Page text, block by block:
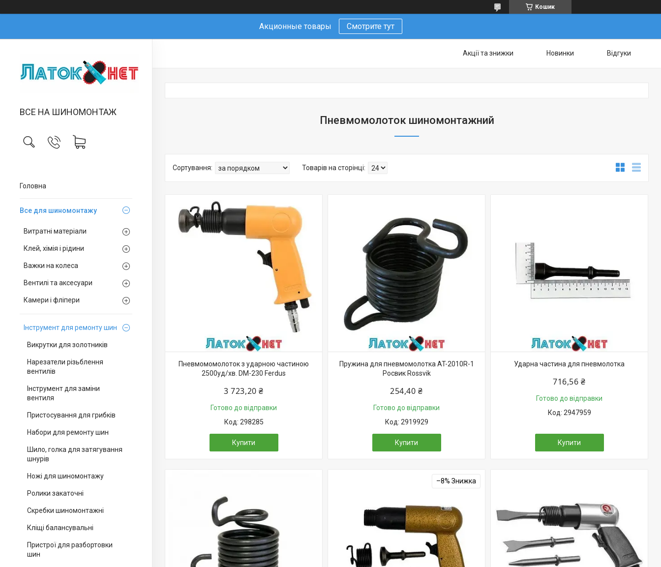
Кошик
Акционные товары Смотрите тут
ВСЕ НА ШИНОМОНТАЖ
Головна
Все для шиномонтажу
Витратні матеріали
Клей, хімія і рідини
Важки на колеса
Вентилі та аксесуари
Камери і фліпери
Інструмент для ремонту шин
Викрутки для золотників
Нарезатели різьблення
вентилів
Інструмент для заміни
вентиля
Пристосування для грибків
Набори для ремонту шин
Шило, голка для затягування
шнурів
Ножі для шиномонтажу
Ролики закаточні
Скребки шиномонтажні
Кліщі балансувальні
Пристрої для разбортовки
шин
Акції та знижки Новинки Відгуки
Пневмомолоток шиномонтажний
Пневмомомолоток з ударною частиною
2500уд/хв. DM-230 Ferdus
3 723,20 ₴
Готово до відправки
298285
Купити
Пружина для пневмомолотка AT-2010R-1
Росвик Rossvik
254,40 ₴
Готово до відправки
2919929
Купити
Ударна частина для пневмолотка
716,56 ₴
Готово до відправки
2947959
Купити
–8%